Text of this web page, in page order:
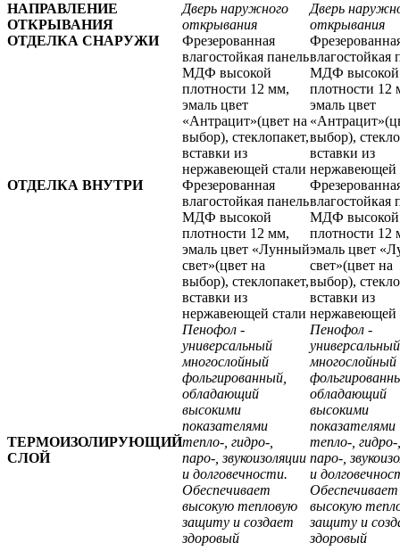
НАПРАВЛЕНИЕ
ОТКРЫВАНИЯ
Дверь наружного
открывания
Дверь
открывания
ОТДЕЛКА СНАРУЖИ
Фрезерованная
влагостойкая панель
МДФ высокой
плотности 12 мм,
эмаль цвет
«Антрацит»(цвет на
выбор), стеклопакет,
вставки из
нержавеющей стали
влагостойкая
МДФ высокой
плотности 12
эмаль цвет
выбор),
вставки из
нержавеющей
ОТДЕЛКА ВНУТРИ
Фрезерованная
влагостойкая панель
МДФ высокой
плотности 12 мм,
эмаль цвет «Лунный
свет»(цвет на
выбор), стеклопакет,
вставки из
нержавеющей стали
влагостойкая
МДФ высокой
плотности 12
эмаль цвет
свет»(цвет на
выбор),
вставки из
нержавеющей
ТЕРМОИЗОЛИРУЮЩИЙ
СЛОЙ
Пенофол -
универсальный
многослойный
фольгированный,
обладающий
высокими
показателями
тепло-, гидро-,
паро-, звукоизоляции
и долговечности.
Обеспечивает
высокую тепловую
защиту и создает
здоровый
Пенофол -
универсальный
многослойный
обладающий
высокими
показателями
тепло-, гидро-,
паро-,
и
Обеспечивает
высокую
защиту и
здоровый